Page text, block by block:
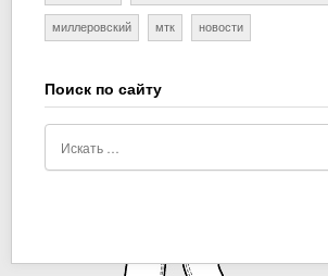
миллеровский мтк новости
Поиск по сайту